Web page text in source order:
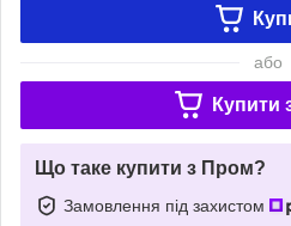
або
Купити
Що таке купити з Пром?
Замовлення під захистом